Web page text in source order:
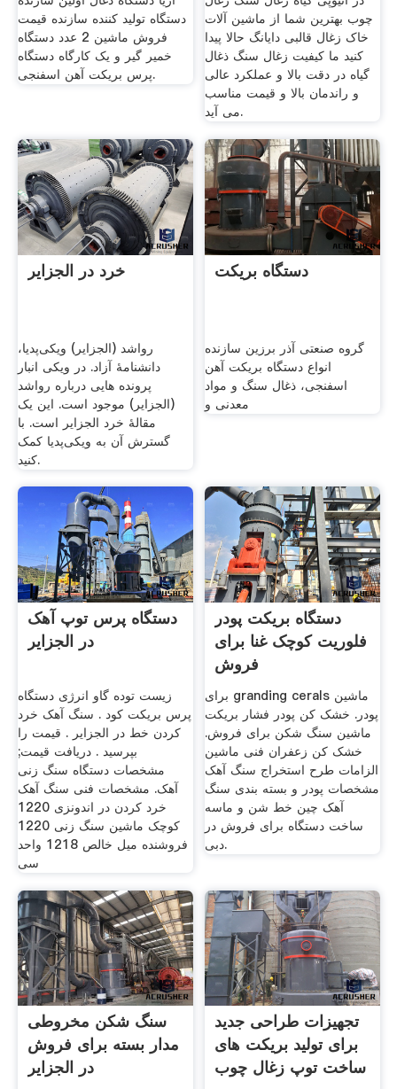
دستگاه تولید کننده سازنده قیمت
فروش ماشین 2 عدد دستگاه
خمیر گیر و یک کارگاه دستگاه
پرس بریکت آهن اسفنجی.
چوب بهترین شما از ماشین آلات
خاک زغال قالبی دايانگ حالا پیدا
کنید ما کیفیت زغال سنگ ذغال
گیاه در دقت بالا و عملکرد عالی
و راندمان بالا و قیمت مناسب
می آید.
خرد در الجزایر
رواشد (الجزایر) ویکی‌پدیا،
دانشنامهٔ آزاد. در ویکی انبار
پرونده هایی درباره رواشد
(الجزایر) موجود است. این یک
مقالهٔ خرد الجزایر است. با
گسترش آن به ویکی‌پدیا کمک
کنید.
دستگاه بریکت
گروه صنعتی آذر برزین سازنده
انواع دستگاه بریکت آهن
اسفنجی، ذغال سنگ و مواد
معدنی و
دستگاه پرس توپ آهک
در الجزایر
زیست توده گاو انرژی دستگاه
پرس بریکت کود . سنگ آهک خرد
کردن خط در الجزایر . قیمت را
بپرسید . دریافت قیمت;
مشخصات دستگاه سنگ زنی
آهک. مشخصات فنی سنگ آهک
خرد کردن در اندونزی 1220
کوچک ماشین سنگ زنی 1220
فروشنده میل خالص 1218 واحد
سی
دستگاه بریکت پودر
فلوریت کوچک غنا برای
فروش
برای granding cerals ماشین
پودر. خشک کن پودر فشار بریکت
ماشین سنگ شکن برای فروش.
خشک کن زعفران فنی ماشین
الزامات طرح استخراج سنگ آهک
مشخصات پودر و بسته بندی سنگ
آهک چین خط شن و ماسه
ساخت دستگاه برای فروش در
دبی.
سنگ شکن مخروطی
مدار بسته برای فروش
در الجزایر
تجهیزات طراحی جدید
برای تولید بریکت های
ساخت توپ زغال چوب